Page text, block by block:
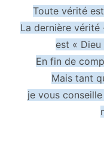
Toute vérité
La dernière vérité
est «
En fin de
Mais tant
je vous